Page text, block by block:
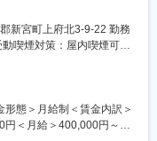
機会、専門性が身につく
なく、計画的に働けま
支援など、着実に成長で
点も随時相談可能です。
担当する上流エンジニア
搬送システム（AMHS）
位置づけ、システム開発
仕組みづくりや標準化に
義を考える上流システム
新宮町上府北3-9-22 勤務
喫煙対策：屋内喫煙可能
所
態＞月給制＜賃金内訳＞
円＜月給＞400,000円～